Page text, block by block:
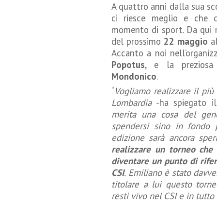
A quattro anni dalla sua
ci riesce meglio e che
momento di sport. Da qui
del prossimo 22 maggio
Accanto a noi
Popotus, e la
Mondonico.
“Vogliamo realizzare il
Lombardia-ha spiegato
merita una cosa del
spendersi sino in fondo
edizione sarà ancora
realizzare un torneo
diventare un punto di
CSI. Emiliano è stato
titolare a lui questo
resti vivo nel CSI e in